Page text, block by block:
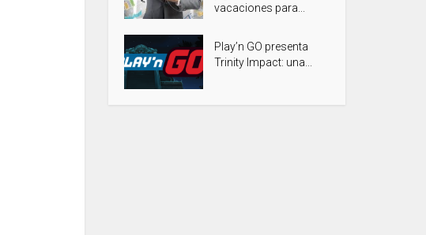
vacaciones para...
Play’n GO presenta
Trinity Impact: una...